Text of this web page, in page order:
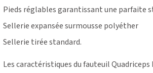
Pieds réglables garantissant une parfaite
Sellerie expansée surmousse polyéther
Sellerie tirée standard.
Les caractéristiques du fauteuil Quadriceps